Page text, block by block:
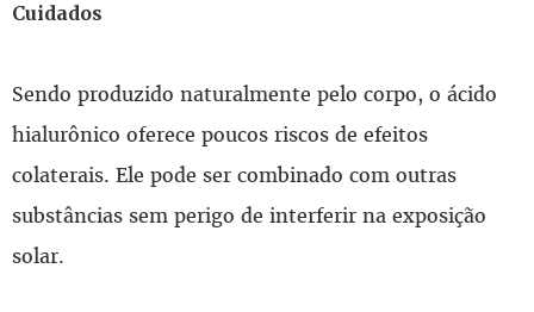
Cuidados
Sendo produzido naturalmente pelo corpo, o ácido
hialurônico oferece poucos riscos de efeitos
colaterais. Ele pode ser combinado com outras
substâncias sem perigo de interferir na exposição
solar.